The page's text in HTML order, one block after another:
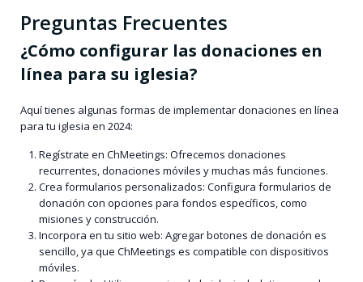
Preguntas Frecuentes
¿Cómo configurar las donaciones en
línea para su iglesia?
Aquí tienes algunas formas de implementar donaciones en línea
para tu iglesia en 2024:
Regístrate en ChMeetings: Ofrecemos donaciones
recurrentes, donaciones móviles y muchas más funciones.
Crea formularios personalizados: Configura formularios de
donación con opciones para fondos específicos, como
misiones y construcción.
Incorpora en tu sitio web: Agregar botones de donación es
sencillo, ya que ChMeetings es compatible con dispositivos
móviles.